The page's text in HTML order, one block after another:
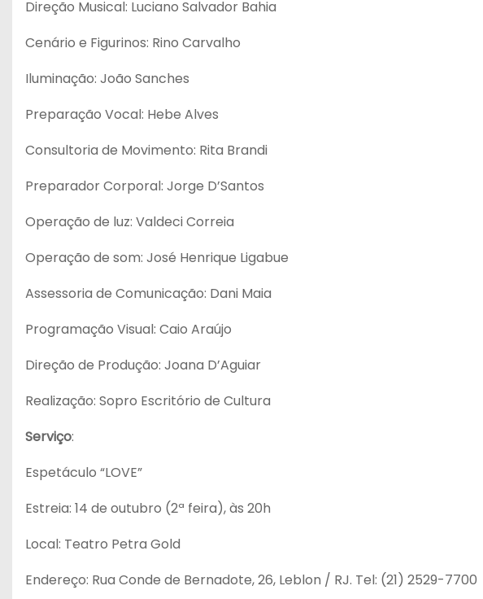
Direção Musical: Luciano Salvador Bahia
Cenário e Figurinos: Rino Carvalho
Iluminação: João Sanches
Preparação Vocal: Hebe Alves
Consultoria de Movimento: Rita Brandi
Preparador Corporal: Jorge D’Santos
Operação de luz: Valdeci Correia
Operação de som: José Henrique Ligabue
Assessoria de Comunicação: Dani Maia
Programação Visual: Caio Araújo
Direção de Produção: Joana D’Aguiar
Realização: Sopro Escritório de Cultura
Serviço:
Espetáculo “LOVE”
Estreia: 14 de outubro (2ª feira), às 20h
Local: Teatro Petra Gold
Endereço: Rua Conde de Bernadote, 26, Leblon / RJ. Tel: (21) 2529-7700